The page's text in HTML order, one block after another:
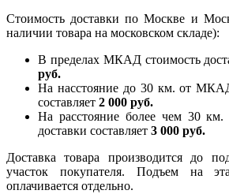
Стоимость доставки по Москве и
наличии товара на московском складе):
В пределах МКАД стоимость
руб.
На насcтояние до 30 км. от
составляет 2 000 руб.
На расстояние более чем 30
доставки составляет 3 000 руб.
Доставка товара производится до
участок покупателя. Подъем на
оплачивается отдельно.